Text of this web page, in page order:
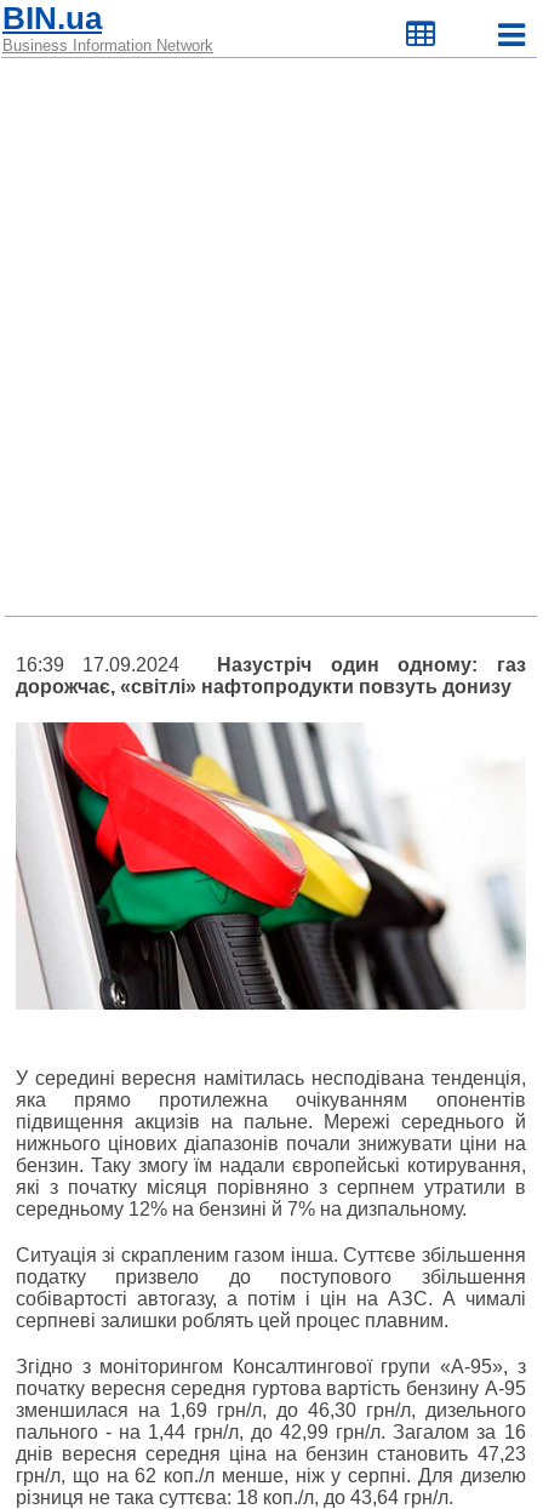
BIN.ua
Business Information Network
16:39 17.09.2024
Назустріч один одному: газ
дорожчає, «світлі» нафтопродукти повзуть донизу
У середині вересня намітилась несподівана тенденція,
яка прямо протилежна очікуванням опонентів
підвищення акцизів на пальне. Мережі середнього й
нижнього цінових діапазонів почали знижувати ціни на
бензин. Таку змогу їм надали європейські котирування,
які з початку місяця порівняно з серпнем утратили в
середньому 12% на бензині й 7% на дизпальному.
Ситуація зі скрапленим газом інша. Суттєве збільшення
податку призвело до поступового збільшення
собівартості автогазу, а потім і цін на АЗС. А чималі
серпневі залишки роблять цей процес плавним.
Згідно з моніторингом Консалтингової групи «А-95», з
початку вересня середня гуртова вартість бензину А-95
зменшилася на 1,69 грн/л, до 46,30 грн/л, дизельного
пального - на 1,44 грн/л, до 42,99 грн/л. Загалом за 16
днів вересня середня ціна на бензин становить 47,23
грн/л, що на 62 коп./л менше, ніж у серпні. Для дизелю
різниця не така суттєва: 18 коп./л, до 43,64 грн/л.